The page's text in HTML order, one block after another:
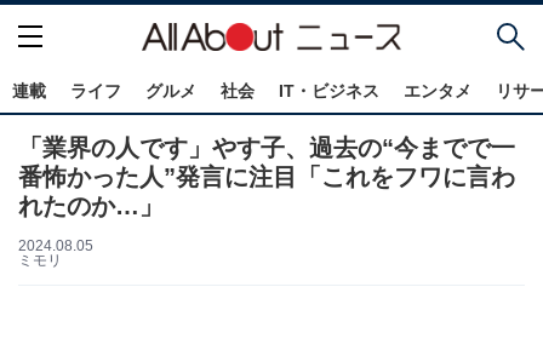
連載 ライフ グルメ 社会 IT・ビジネス エンタメ リサ
「業界の人です」やす子、過去の“今までで一
番怖かった人”発言に注目「これをフワに言わ
れたのか…」
2024.08.05
ミモリ